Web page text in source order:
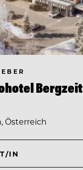
Bergzeit
Österreich
IN